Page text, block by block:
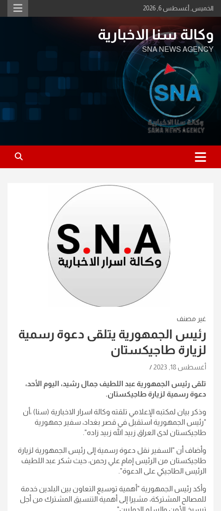
Skip
to
الخميس, أغسطس 6, 2026
وكالة سنا الاخبارية
SNA NEWS AGENCY
غير مصنف
رئيس الجمهورية يتلقى دعوة رسمية
لزيارة طاجيكستان
أغسطس 18, 2023
تلقى رئيس الجمهورية عبد اللطيف جمال رشيد، اليوم الأحد،
دعوة رسمية لزيارة طاجيكستان.
وذكر بيان لمكتبه الإعلامي تلقته وكالة اسرار الاخبارية (سنا) ،أن
"رئيس الجمهورية استقبل في قصر بغداد، سفير جمهورية
طاجيكستان لدى العراق زبيد الله زبيد زاده".
وأضاف أن "السفير نقل دعوة رسمية إلى رئيس الجمهورية لزيارة
طاجيكستان من الرئيس إمام علي رحمن، حيث شكر عبد اللطيف
الرئيس الطاجيكي على الدعوة".
وأكد رئيس الجمهورية "أهمية توسيع التعاون بين البلدين خدمة
للمصالح المشتركة، مشيرا إلى أهمية التنسيق المشترك من أجل
ترسيخ الأمن والسلم الدوليين".